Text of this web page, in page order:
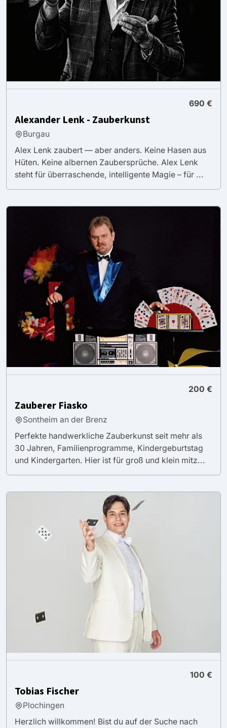
690 €
Alexander Lenk - Zauberkunst
Burgau
Alex Lenk zaubert — aber anders. Keine Hasen aus
Hüten. Keine albernen Zaubersprüche. Alex Lenk
steht für überraschende, intelligente Magie – für ...
200 €
Zauberer Fiasko
Sontheim an der Brenz
Perfekte handwerkliche Zauberkunst seit mehr als
30 Jahren, Familienprogramme, Kindergeburtstag
und Kindergarten. Hier ist für groß und klein mitz...
100 €
Tobias Fischer
Plochingen
Herzlich willkommen! Bist du auf der Suche nach